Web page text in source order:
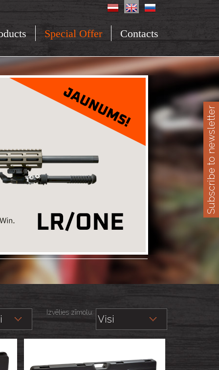
Special Offer Contacts
Izvēlies zīmolu:
Subscribe to newsletter